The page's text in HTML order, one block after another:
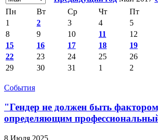
Пн
Вт Ср Чт Пт
1
2 3 4 5
8
9 10 11 12
15
16 17 18 19
22
23 24 25 26
29
30 31 1 2
События
"Гендер не должен быть
определяющим